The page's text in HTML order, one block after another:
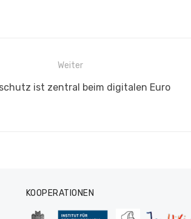
Weiter
ist zentral beim digitalen Euro
KOOPERATIONEN